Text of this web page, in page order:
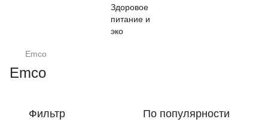
Emco
Emco
Фильтр По популярности